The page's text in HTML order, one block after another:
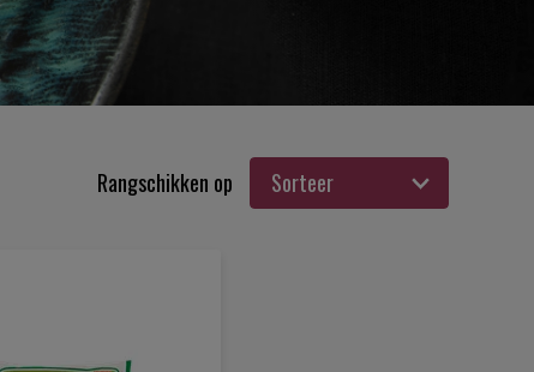
Rangschikken op